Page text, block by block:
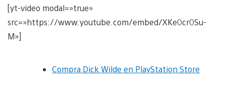
[yt-video modal=»true»
src=»https://www.youtube.com/embed/XKe0cr0Su-
M»]
Compra Dick Wilde en PlayStation Store